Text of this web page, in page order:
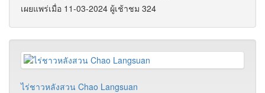
เผยแพร่เมื่อ 11-03-2024 ผู้เช้าชม 324
ไร่ชาวหลังสวน Chao Langsuan